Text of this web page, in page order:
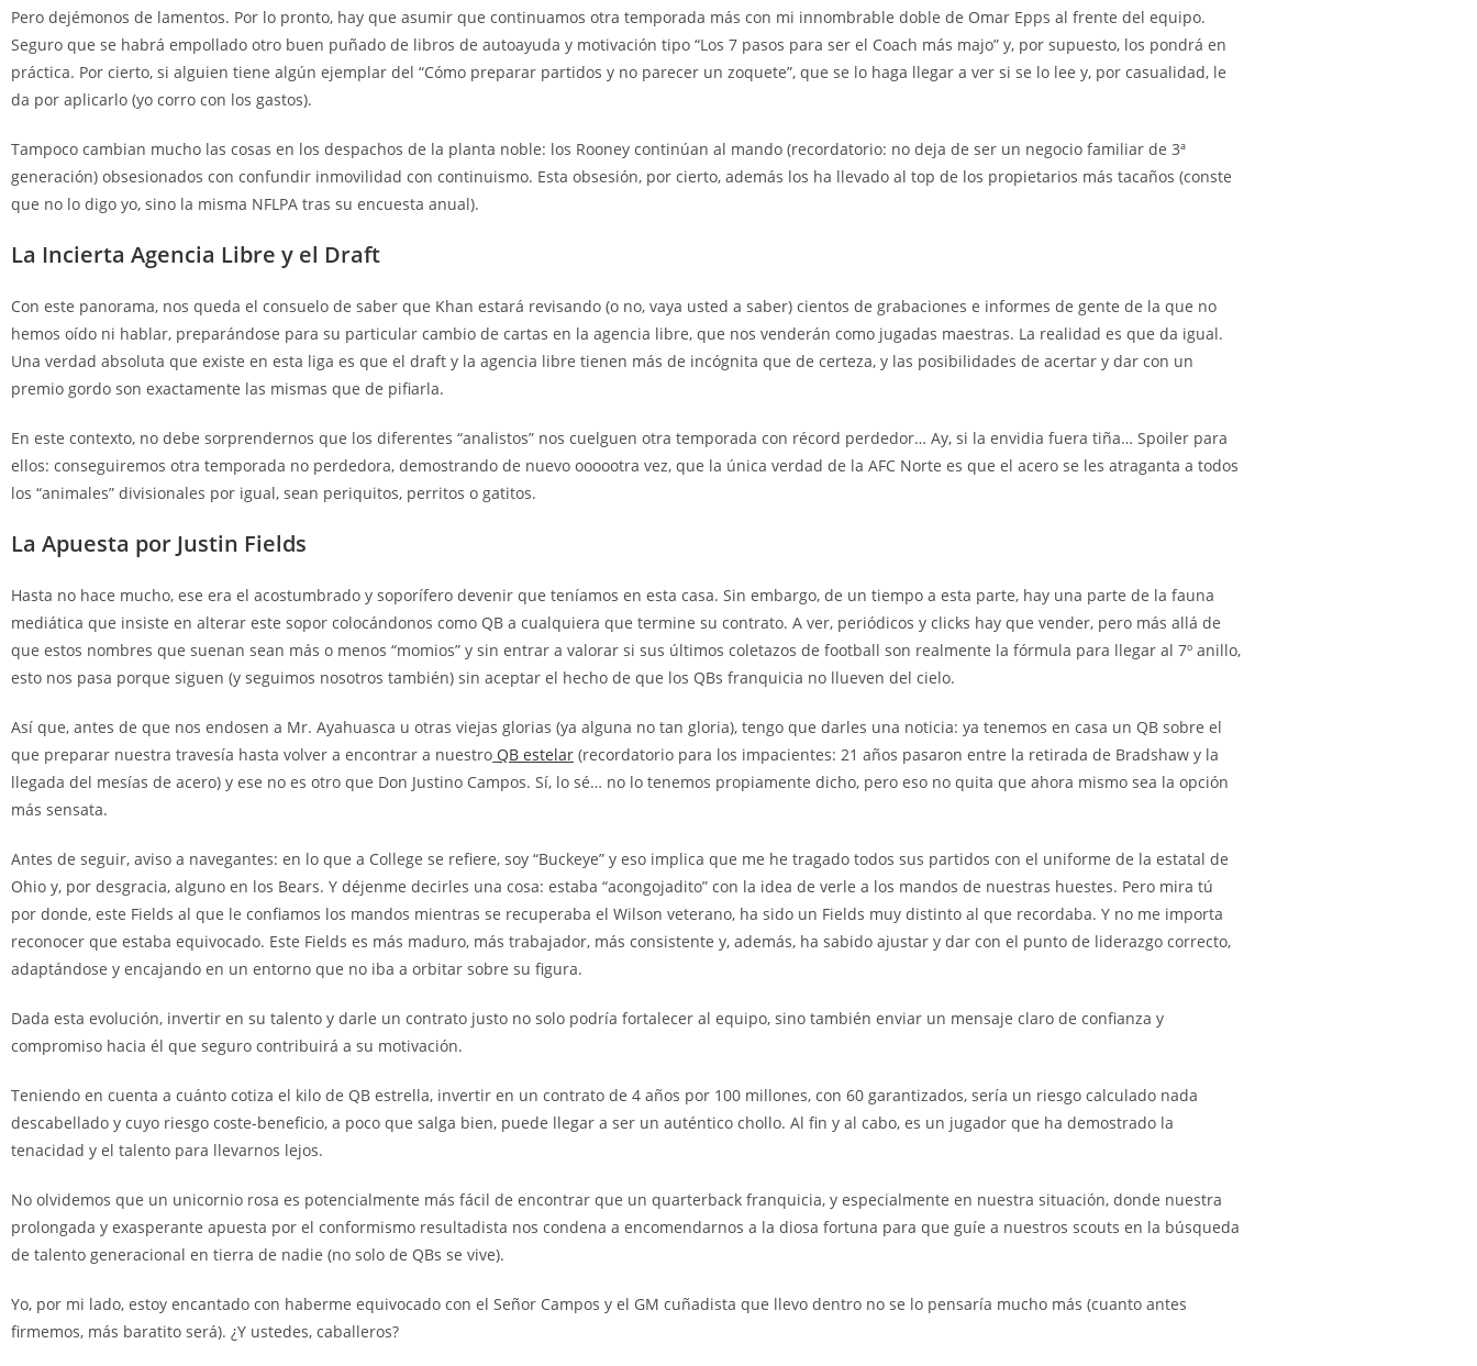
Pero dejémonos de lamentos. Por lo pronto, hay que asumir que continuamos otra temporada más con mi innombrable doble de Omar Epps al frente del equipo.
Seguro que se habrá empollado otro buen puñado de libros de autoayuda y motivación tipo “Los 7 pasos para ser el Coach más majo” y, por supuesto, los pondrá en
práctica. Por cierto, si alguien tiene algún ejemplar del “Cómo preparar partidos y no parecer un zoquete”, que se lo haga llegar a ver si se lo lee y, por casualidad, le
da por aplicarlo (yo corro con los gastos).
Tampoco cambian mucho las cosas en los despachos de la planta noble: los Rooney continúan al mando (recordatorio: no deja de ser un negocio familiar de 3ª
generación) obsesionados con confundir inmovilidad con continuismo. Esta obsesión, por cierto, además los ha llevado al top de los propietarios más tacaños (conste
que no lo digo yo, sino la misma NFLPA tras su encuesta anual).
La Incierta Agencia Libre y el Draft
Con este panorama, nos queda el consuelo de saber que Khan estará revisando (o no, vaya usted a saber) cientos de grabaciones e informes de gente de la que no
hemos oído ni hablar, preparándose para su particular cambio de cartas en la agencia libre, que nos venderán como jugadas maestras. La realidad es que da igual.
Una verdad absoluta que existe en esta liga es que el draft y la agencia libre tienen más de incógnita que de certeza, y las posibilidades de acertar y dar con un
premio gordo son exactamente las mismas que de pifiarla.
En este contexto, no debe sorprendernos que los diferentes “analistos” nos cuelguen otra temporada con récord perdedor… Ay, si la envidia fuera tiña… Spoiler para
ellos: conseguiremos otra temporada no perdedora, demostrando de nuevo oooootra vez, que la única verdad de la AFC Norte es que el acero se les atraganta a todos
los “animales” divisionales por igual, sean periquitos, perritos o gatitos.
La Apuesta por Justin Fields
Hasta no hace mucho, ese era el acostumbrado y soporífero devenir que teníamos en esta casa. Sin embargo, de un tiempo a esta parte, hay una parte de la fauna
mediática que insiste en alterar este sopor colocándonos como QB a cualquiera que termine su contrato. A ver, periódicos y clicks hay que vender, pero más allá de
que estos nombres que suenan sean más o menos “momios” y sin entrar a valorar si sus últimos coletazos de football son realmente la fórmula para llegar al 7º anillo,
esto nos pasa porque siguen (y seguimos nosotros también) sin aceptar el hecho de que los QBs franquicia no llueven del cielo.
Así que, antes de que nos endosen a Mr. Ayahuasca u otras viejas glorias (ya alguna no tan gloria), tengo que darles una noticia: ya tenemos en casa un QB sobre el
que preparar nuestra travesía hasta volver a encontrar a nuestro QB estelar (recordatorio para los impacientes: 21 años pasaron entre la retirada de Bradshaw y la
llegada del mesías de acero) y ese no es otro que Don Justino Campos. Sí, lo sé… no lo tenemos propiamente dicho, pero eso no quita que ahora mismo sea la opción
más sensata.
Antes de seguir, aviso a navegantes: en lo que a College se refiere, soy “Buckeye” y eso implica que me he tragado todos sus partidos con el uniforme de la estatal de
Ohio y, por desgracia, alguno en los Bears. Y déjenme decirles una cosa: estaba “acongojadito” con la idea de verle a los mandos de nuestras huestes. Pero mira tú
por donde, este Fields al que le confiamos los mandos mientras se recuperaba el Wilson veterano, ha sido un Fields muy distinto al que recordaba. Y no me importa
reconocer que estaba equivocado. Este Fields es más maduro, más trabajador, más consistente y, además, ha sabido ajustar y dar con el punto de liderazgo correcto,
adaptándose y encajando en un entorno que no iba a orbitar sobre su figura.
Dada esta evolución, invertir en su talento y darle un contrato justo no solo podría fortalecer al equipo, sino también enviar un mensaje claro de confianza y
compromiso hacia él que seguro contribuirá a su motivación.
Teniendo en cuenta a cuánto cotiza el kilo de QB estrella, invertir en un contrato de 4 años por 100 millones, con 60 garantizados, sería un riesgo calculado nada
descabellado y cuyo riesgo coste-beneficio, a poco que salga bien, puede llegar a ser un auténtico chollo. Al fin y al cabo, es un jugador que ha demostrado la
tenacidad y el talento para llevarnos lejos.
No olvidemos que un unicornio rosa es potencialmente más fácil de encontrar que un quarterback franquicia, y especialmente en nuestra situación, donde nuestra
prolongada y exasperante apuesta por el conformismo resultadista nos condena a encomendarnos a la diosa fortuna para que guíe a nuestros scouts en la búsqueda
de talento generacional en tierra de nadie (no solo de QBs se vive).
Yo, por mi lado, estoy encantado con haberme equivocado con el Señor Campos y el GM cuñadista que llevo dentro no se lo pensaría mucho más (cuanto antes
firmemos, más baratito será). ¿Y ustedes, caballeros?